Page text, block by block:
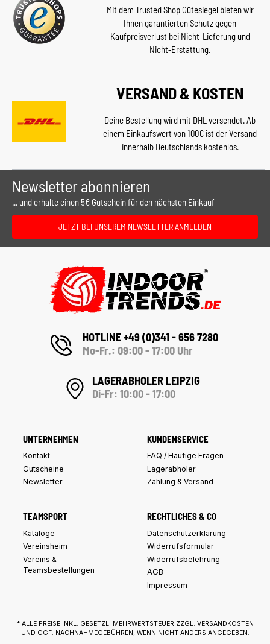
Mit dem Trusted Shop Gütesiegel bieten wir
Ihnen garantierten Schutz gegen
Kaufpreisverlust bei Nicht-Lieferung und
Nicht-Erstattung.
VERSAND & KOSTEN
Deine Bestellung wird mit DHL versendet. Ab
einem Einkaufswert von 100€ ist der Versand
innerhalb Deutschlands kostenlos.
Newsletter abonnieren
... und erhalte einen 5€ Gutschein für den nächsten Einkauf
JETZT BEI UNSEREM NEWSLETTER ANMELDEN
HOTLINE +49 (0)341 - 656 7280
Mo-Fr.: 09:00 - 17:00 Uhr
LAGERABHOLER LEIPZIG
Di-Fr: 10:00 - 17:00
UNTERNEHMEN
Kontakt
Gutscheine
Newsletter
KUNDENSERVICE
FAQ / Häufige Fragen
Lagerabholer
Zahlung & Versand
TEAMSPORT
Kataloge
Vereinsheim
Vereins &
Teamsbestellungen
RECHTLICHES & CO
Datenschutzerklärung
Widerrufsformular
Widerrufsbelehrung
AGB
Impressum
* ALLE PREISE INKL. GESETZL. MEHRWERTSTEUER ZZGL. VERSANDKOSTEN
UND GGF. NACHNAHMEGEBÜHREN, WENN NICHT ANDERS ANGEGEBEN.